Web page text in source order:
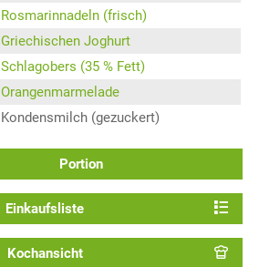
Rosmarinnadeln (frisch)
Griechischen Joghurt
Schlagobers (35 % Fett)
Orangenmarmelade
Kondensmilch (gezuckert)
Portion
Einkaufsliste
Kochansicht